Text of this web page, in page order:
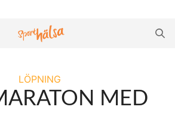
LÖPNING
MED